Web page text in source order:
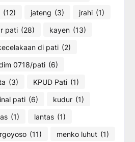
(12) jateng (3) jrahi (1)
pati (28) kayen (13)
di pati (2)
0718/pati (6)
(3) KPUD Pati (1)
pati (6) kudur (1)
(1) lantas (1)
(11) menko luhut (1)